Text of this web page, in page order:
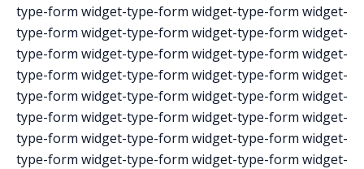
type-form widget-type-form widget-type-form widget-
type-form widget-type-form widget-type-form widget-
type-form widget-type-form widget-type-form widget-
type-form widget-type-form widget-type-form widget-
type-form widget-type-form widget-type-form widget-
type-form widget-type-form widget-type-form widget-
type-form widget-type-form widget-type-form widget-
type-form widget-type-form widget-type-form widget-